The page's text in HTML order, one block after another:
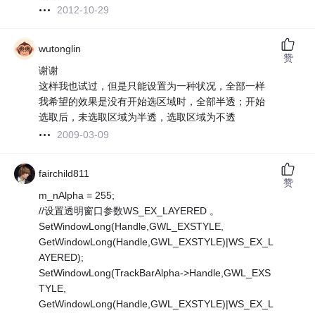
2012-10-29
wutonglin
谢谢
这样我也试过，但是只能设置为一种状况，全部一样
我希望的效果是没有开始选区域时，全部半透；开始
选取后，未选取区域为半透，选取区域为不透
2009-03-09
赞
fairchild811
m_nAlpha = 255;
//设置透明窗口参数WS_EX_LAYERED 。
SetWindowLong(Handle,GWL_EXSTYLE,
GetWindowLong(Handle,GWL_EXSTYLE)|WS_EX_L
AYERED);
SetWindowLong(TrackBarAlpha->Handle,GWL_EXS
TYLE,
GetWindowLong(Handle,GWL_EXSTYLE)|WS_EX_L
赞